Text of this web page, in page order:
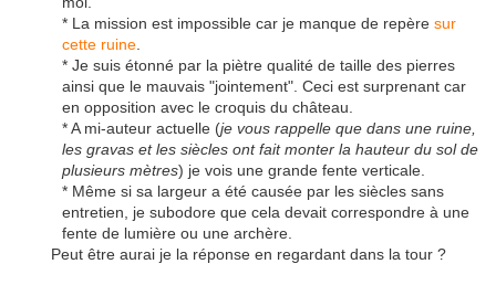
* La mission est impossible car je manque de repère sur
cette ruine
* Je suis étonné par la piètre qualité de taille des pierres
ainsi que le mauvais "jointement". Ceci est surprenant car
en opposition avec le croquis du château.
* A mi-auteur actuelle (je vous rappelle que dans une ruine,
les gravas et les siècles ont fait monter la hauteur du sol de
plusieurs mètres) je vois une grande fente verticale.
* Même si sa largeur a été causée par les siècles sans
entretien, je subodore que cela devait correspondre à une
fente de lumière ou une archère.
Peut être aurai je la réponse en regardant dans la tour ?